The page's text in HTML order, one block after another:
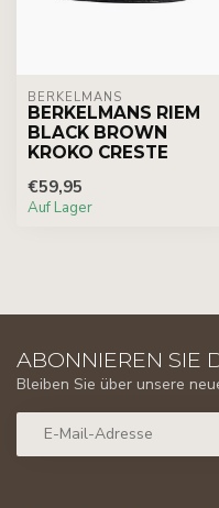
BERKELMANS
BERKELMANS RIEM
BLACK BROWN
KROKO CRESTE
€59,95
Auf Lager
ABONNIEREN SIE
Bleiben Sie über unsere